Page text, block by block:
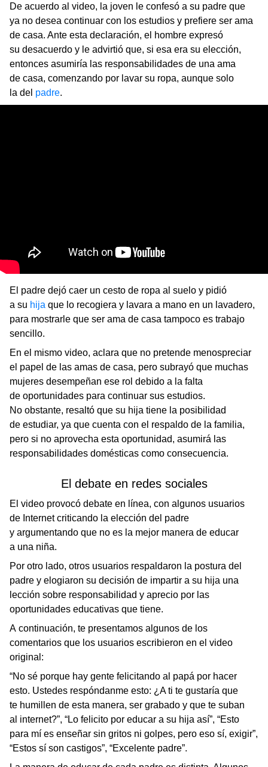
De acuerdo al video, la joven le confesó a su padre que
ya no desea continuar con los estudios y prefiere ser ama
de casa. Ante esta declaración, el hombre expresó
su desacuerdo y le advirtió que, si esa era su elección,
entonces asumiría las responsabilidades de una ama
de casa, comenzando por lavar su ropa, aunque solo
la del padre.
El padre dejó caer un cesto de ropa al suelo y pidió
a su hija que lo recogiera y lavara a mano en un lavadero,
para mostrarle que ser ama de casa tampoco es trabajo
sencillo.
En el mismo video, aclara que no pretende menospreciar
el papel de las amas de casa, pero subrayó que muchas
mujeres desempeñan ese rol debido a la falta
de oportunidades para continuar sus estudios.
No obstante, resaltó que su hija tiene la posibilidad
de estudiar, ya que cuenta con el respaldo de la familia,
pero si no aprovecha esta oportunidad, asumirá las
responsabilidades domésticas como consecuencia.
El debate en redes sociales
El video provocó debate en línea, con algunos usuarios
de Internet criticando la elección del padre
y argumentando que no es la mejor manera de educar
a una niña.
Por otro lado, otros usuarios respaldaron la postura del
padre y elogiaron su decisión de impartir a su hija una
lección sobre responsabilidad y aprecio por las
oportunidades educativas que tiene.
A continuación, te presentamos algunos de los
comentarios que los usuarios escribieron en el video
original:
“No sé porque hay gente felicitando al papá por hacer
esto. Ustedes respóndanme esto: ¿A ti te gustaría que
te humillen de esta manera, ser grabado y que te suban
al internet?”, “Lo felicito por educar a su hija así”, “Esto
para mí es enseñar sin gritos ni golpes, pero eso sí, exigir”,
“Estos sí son castigos”, “Excelente padre”.